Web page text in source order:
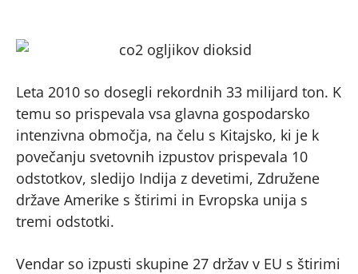
Leta 2010 so dosegli rekordnih 33 milijard ton. K
temu so prispevala vsa glavna gospodarsko
intenzivna območja, na čelu s Kitajsko, ki je k
povečanju svetovnih izpustov prispevala 10
odstotkov, sledijo Indija z devetimi, Združene
države Amerike s štirimi in Evropska unija s
tremi odstotki.
Vendar so izpusti skupine 27 držav v EU s štirimi